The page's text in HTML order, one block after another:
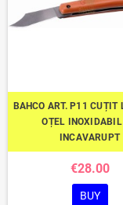
BAHCO ART. P11 CUȚIT
OȚEL INOXIDABIL
INCAVARUPT
€28.00
BUY